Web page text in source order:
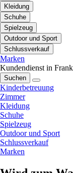
Kleidung
Schuhe
Spielzeug
Outdoor und Sport
Schlussverkauf
Marken
Kundendienst in
Suchen
Kinderbetreuung
Zimmer
Kleidung
Schuhe
Spielzeug
Outdoor und Sport
Schlussverkauf
Marken